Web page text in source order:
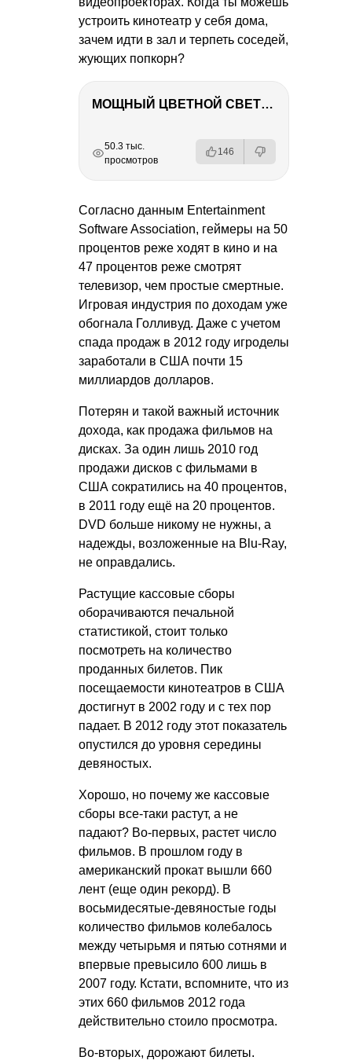
устроить кинотеатр у себя дома,
зачем идти в зал и терпеть соседей,
жующих попкорн?
МОЩНЫЙ ЦВЕТНОЙ СВЕТ – NANLITE FC-500C
РЕКЛАМА
РЕКЛАМА
РЕКЛАМА
РЕКЛАМА
50.3 тыс.
просмотров
146
Согласно данным Entertainment
Software Association, геймеры на 50
процентов реже ходят в кино и на
47 процентов реже смотрят
телевизор, чем простые смертные.
Игровая индустрия по доходам уже
обогнала Голливуд. Даже с учетом
спада продаж в 2012 году игроделы
заработали в США почти 15
миллиардов долларов.
Потерян и такой важный источник
дохода, как продажа фильмов на
дисках. За один лишь 2010 год
продажи дисков с фильмами в
США сократились на 40 процентов,
в 2011 году ещё на 20 процентов.
DVD больше никому не нужны, а
надежды, возложенные на Blu-Ray,
не оправдались.
Растущие кассовые сборы
оборачиваются печальной
статистикой, стоит только
посмотреть на количество
проданных билетов. Пик
посещаемости кинотеатров в США
достигнут в 2002 году и с тех пор
падает. В 2012 году этот показатель
опустился до уровня середины
девяностых.
Хорошо, но почему же кассовые
сборы все-таки растут, а не
падают? Во-первых, растет число
фильмов. В прошлом году в
американский прокат вышли 660
лент (еще один рекорд). В
восьмидесятые-девяностые годы
количество фильмов колебалось
между четырьмя и пятью сотнями и
впервые превысило 600 лишь в
2007 году. Кстати, вспомните, что из
этих 660 фильмов 2012 года
действительно стоило просмотра.
Во-вторых, дорожают билеты.